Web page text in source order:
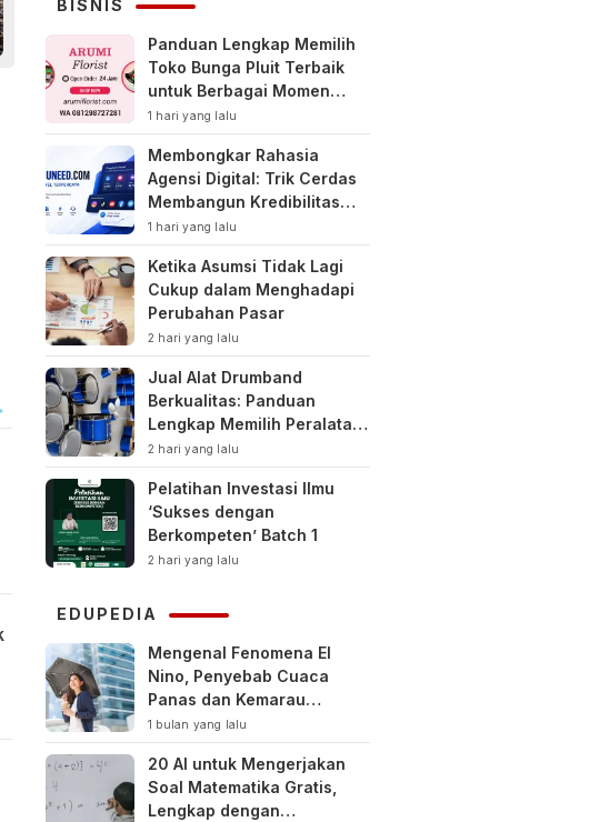
BISNIS
Panduan Lengkap Memilih
Toko Bunga Pluit Terbaik
untuk Berbagai Momen
Spesial
1 hari yang lalu
Membongkar Rahasia
Agensi Digital: Trik Cerdas
Membangun Kredibilitas
Toko Online Baru
1 hari yang lalu
Ketika Asumsi Tidak Lagi
Cukup dalam Menghadapi
Perubahan Pasar
2 hari yang lalu
Jual Alat Drumband
Berkualitas: Panduan
Lengkap Memilih Peralatan
Drumband Terbaik untuk
Sekolah, Instansi, dan
Komunitas
2 hari yang lalu
Pelatihan Investasi Ilmu
‘Sukses dengan
Berkompeten’ Batch 1
2 hari yang lalu
EDUPEDIA
Mengenal Fenomena El
Nino, Penyebab Cuaca
Panas dan Kemarau
Panjang
1 bulan yang lalu
20 AI untuk Mengerjakan
Soal Matematika Gratis,
Lengkap dengan